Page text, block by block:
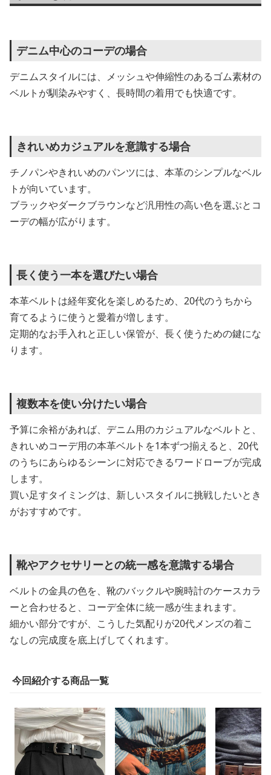
デニム中心のコーデの場合
デニムスタイルには、メッシュや伸縮性のあるゴム素材の
ベルトが馴染みやすく、長時間の着用でも快適です。
きれいめカジュアルを意識する場合
チノパンやきれいめのパンツには、本革のシンプルなベル
トが向いています。
ブラックやダークブラウンなど汎用性の高い色を選ぶとコ
ーデの幅が広がります。
長く使う一本を選びたい場合
本革ベルトは経年変化を楽しめるため、20代のうちから
育てるように使うと愛着が増します。
定期的なお手入れと正しい保管が、長く使うための鍵にな
ります。
複数本を使い分けたい場合
予算に余裕があれば、デニム用のカジュアルなベルトと、
きれいめコーデ用の本革ベルトを1本ずつ揃えると、20代
のうちにあらゆるシーンに対応できるワードローブが完成
します。
買い足すタイミングは、新しいスタイルに挑戦したいとき
がおすすめです。
靴やアクセサリーとの統一感を意識する場合
ベルトの金具の色を、靴のバックルや腕時計のケースカラ
ーと合わせると、コーデ全体に統一感が生まれます。
細かい部分ですが、こうした気配りが20代メンズの着こ
なしの完成度を底上げしてくれます。
今回紹介する商品一覧